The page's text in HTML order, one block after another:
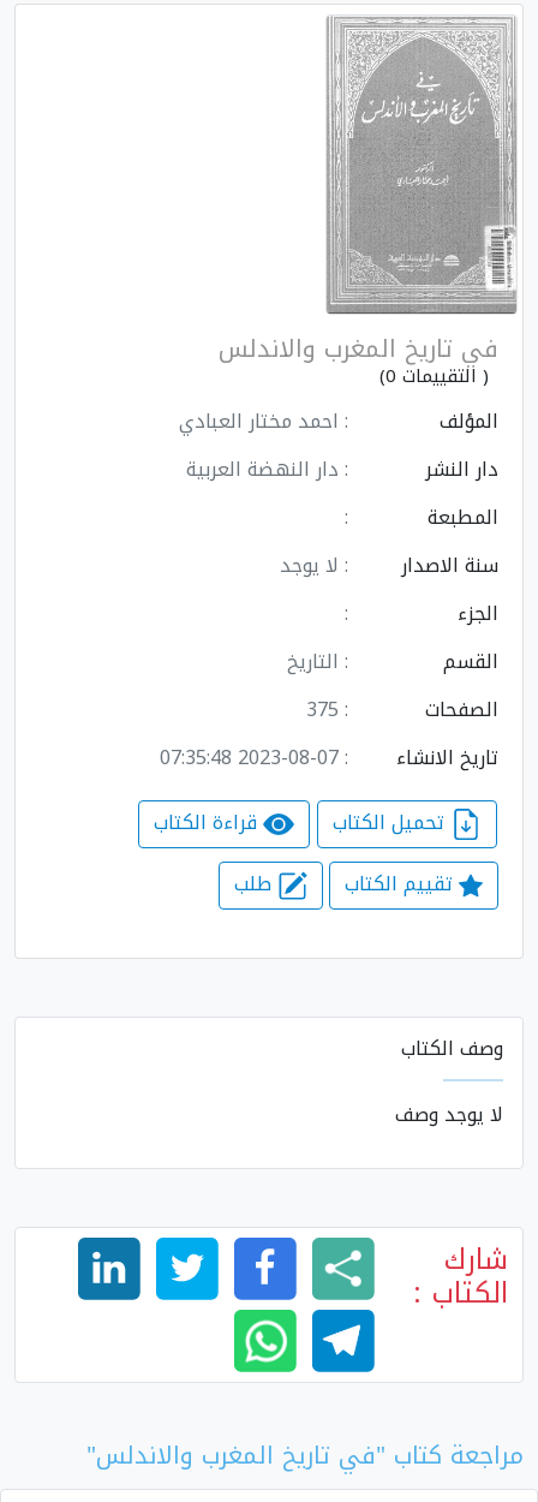
في تاريخ المغرب والاندلس
( التقييمات 0)
المؤلف
: احمد مختار العبادي
دار النشر
: دار النهضة العربية
المطبعة
:
سنة الاصدار
: لا يوجد
الجزء
:
القسم
: التاريخ
الصفحات
: 375
تاريخ الانشاء
: 2023-08-07 07:35:48
قراءة الكتاب
تقييم الكتاب
طلب
وصف الكتاب
لا يوجد وصف
شارك
الكتاب :
مراجعة كتاب "في تاريخ المغرب والاندلس"